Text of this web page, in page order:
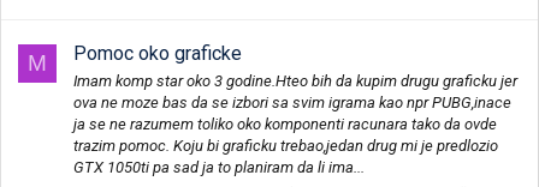
M Pomoc oko graficke
Imam komp star oko 3 godine.Hteo bih da kupim drugu graficku jer
ova ne moze bas da se izbori sa svim igrama kao npr PUBG,inace
ja se ne razumem toliko oko komponenti racunara tako da ovde
trazim pomoc. Koju bi graficku trebao,jedan drug mi je predlozio
GTX 1050ti pa sad ja to planiram da li ima...